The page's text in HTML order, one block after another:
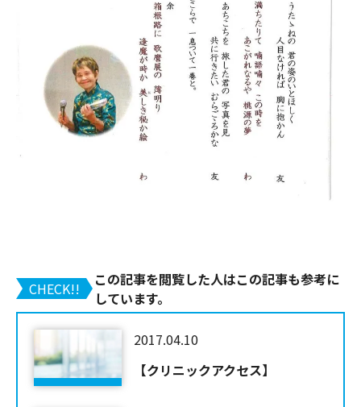
CHECK!!
この記事を閲覧した人はこの記事も参考に
しています。
2017.04.10
【クリニックアクセス】